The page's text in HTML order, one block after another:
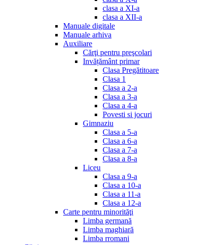
clasa a XI-a
clasa a XII-a
Manuale digitale
Manuale arhiva
Auxiliare
Cărţi pentru preşcolari
Invățământ primar
Clasa Pregătitoare
Clasa 1
Clasa a 2-a
Clasa a 3-a
Clasa a 4-a
Povesti si jocuri
Gimnaziu
Clasa a 5-a
Clasa a 6-a
Clasa a 7-a
Clasa a 8-a
Liceu
Clasa a 9-a
Clasa a 10-a
Clasa a 11-a
Clasa a 12-a
Carte pentru minorităţi
Limba germană
Limba maghiară
Limba rromani